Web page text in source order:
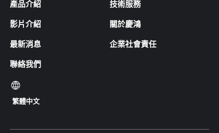
產品介紹 技術服務
影片介紹 關於慶鴻
最新消息 企業社會責任
聯絡我們
繁體中文